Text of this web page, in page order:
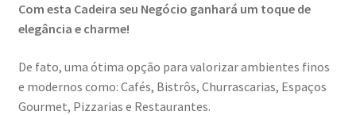
Com esta Cadeira seu Negócio ganhará um toque de
elegância e charme!
De fato, uma ótima opção para valorizar ambientes finos
e modernos como: Cafés, Bistrôs, Churrascarias, Espaços
Gourmet, Pizzarias e Restaurantes.